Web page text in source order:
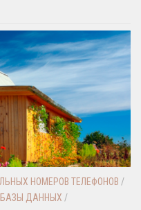
НОМЕРОВ ТЕЛЕФОНОВ /
БАЗЫ ДАННЫХ /